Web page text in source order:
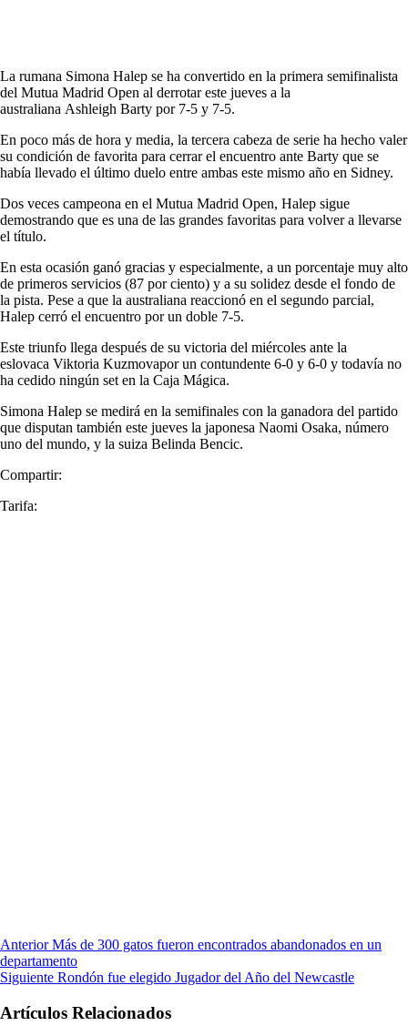
La rumana Simona Halep se ha convertido en la primera semifinalista
del Mutua Madrid Open al derrotar este jueves a la
australiana Ashleigh Barty por 7-5 y 7-5.
En poco más de hora y media, la tercera cabeza de serie ha hecho valer
su condición de favorita para cerrar el encuentro ante Barty que se
había llevado el último duelo entre ambas este mismo año en Sidney.
Dos veces campeona en el Mutua Madrid Open, Halep sigue
demostrando que es una de las grandes favoritas para volver a llevarse
el título.
En esta ocasión ganó gracias y especialmente, a un porcentaje muy alto
de primeros servicios (87 por ciento) y a su solidez desde el fondo de
la pista. Pese a que la australiana reaccionó en el segundo parcial,
Halep cerró el encuentro por un doble 7-5.
Este triunfo llega después de su victoria del miércoles ante la
eslovaca Viktoria Kuzmovapor un contundente 6-0 y 6-0 y todavía no
ha cedido ningún set en la Caja Mágica.
Simona Halep se medirá en la semifinales con la ganadora del partido
que disputan también este jueves la japonesa Naomi Osaka, número
uno del mundo, y la suiza Belinda Bencic.
Compartir:
Tarifa:
Anterior Más de 300 gatos fueron encontrados abandonados en un
departamento
Siguiente Rondón fue elegido Jugador del Año del Newcastle
Artículos Relacionados